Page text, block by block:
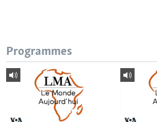
Programmes